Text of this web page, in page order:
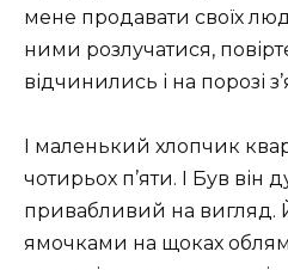
мене продавати своїх
ними розлучатися,
відчинились і на порозі
І маленький хлопчик
чотирьох п’яти. І Був він
привабливий на вигляд.
ямочками на щоках